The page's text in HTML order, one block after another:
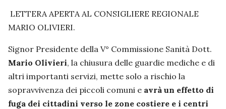
LETTERA APERTA AL CONSIGLIERE REGIONALE
MARIO OLIVIERI.
Signor Presidente della V° Commissione Sanità Dott.
Mario Olivieri, la chiusura delle guardie mediche e di
altri importanti servizi, mette solo a rischio la
sopravvivenza dei piccoli comuni e avrà un effetto di
fuga dei cittadini verso le zone costiere e i centri